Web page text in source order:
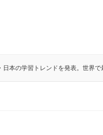
本の学習トレンドを発表。世界で